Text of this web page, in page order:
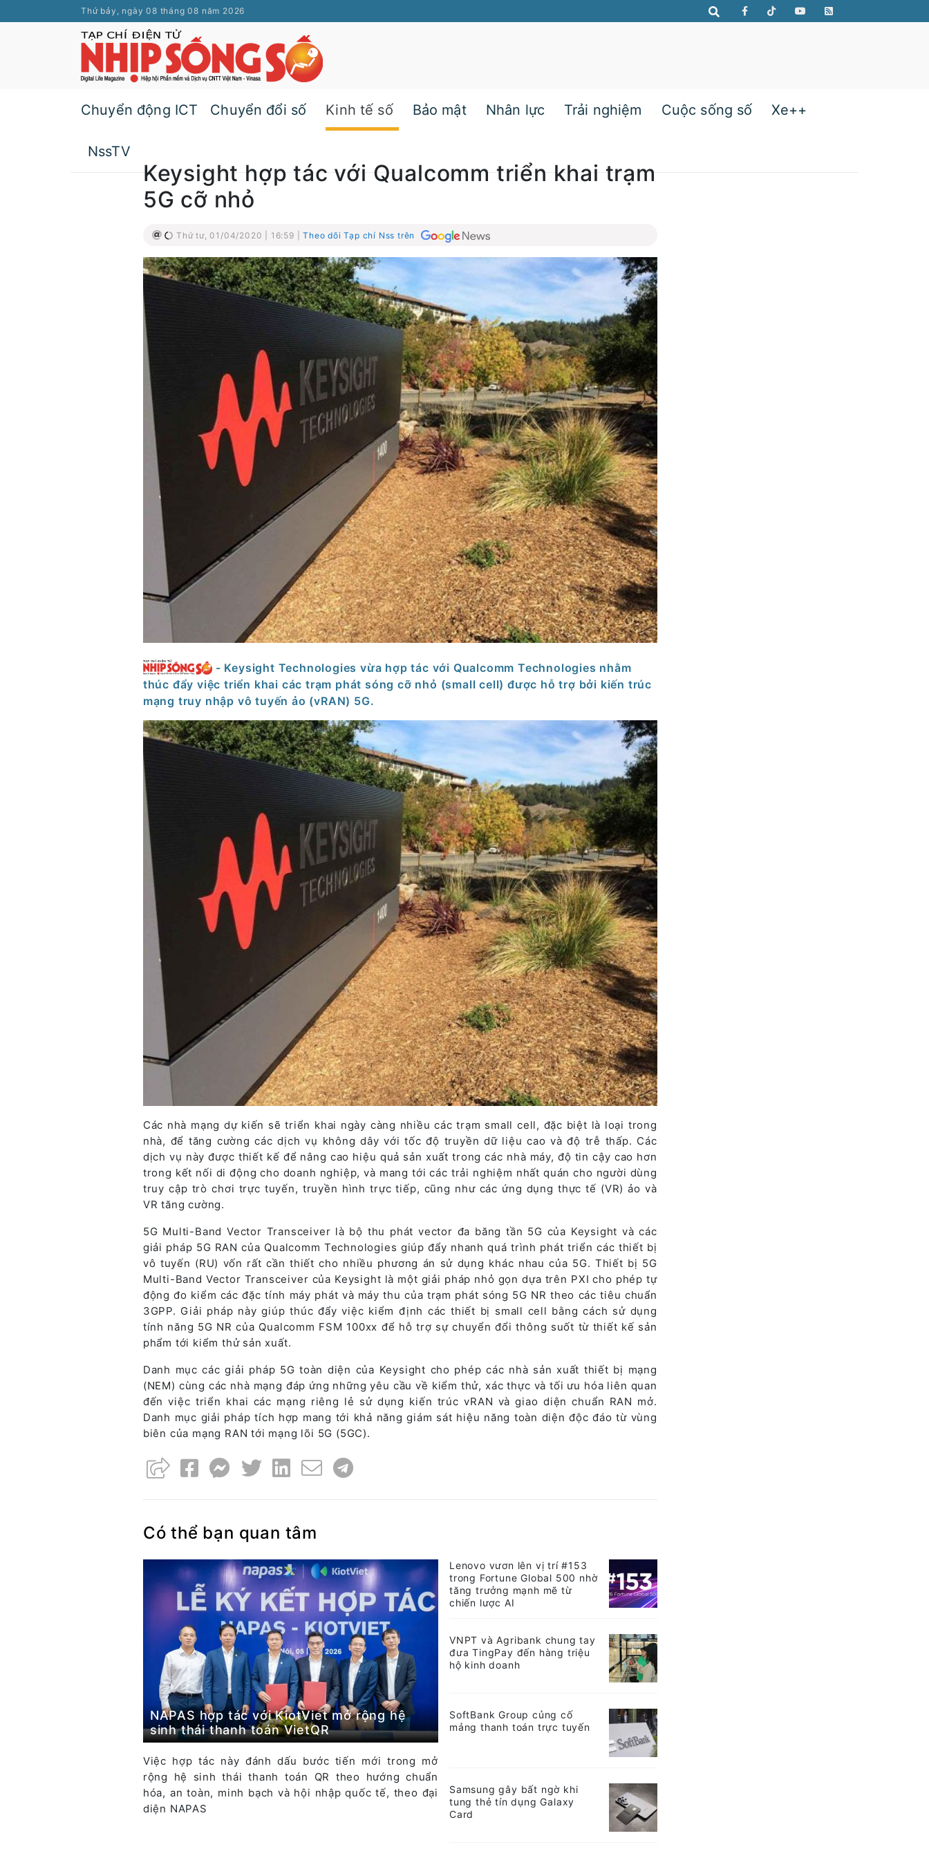
Thứ bảy, ngày 08 tháng 08 năm 2026
Chuyển động ICT Chuyển đổi số Kinh tế số Bảo mật Nhân lực Trải nghiệm Cuộc sống số Xe++
NssTV
Keysight hợp tác với Qualcomm triển khai trạm
5G cỡ nhỏ
Thứ tư, 01/04/2020 | 16:59 |Theo dõi Tạp chí Nss trên
- Keysight Technologies vừa hợp tác với Qualcomm Technologies nhằm
thúc đẩy việc triển khai các trạm phát sóng cỡ nhỏ (small cell) được hỗ trợ bởi kiến trúc
mạng truy nhập vô tuyến ảo (vRAN) 5G.
Các nhà mạng dự kiến sẽ triển khai ngày càng nhiều các trạm small cell, đặc biệt là loại trong
nhà, để tăng cường các dịch vụ không dây với tốc độ truyền dữ liệu cao và độ trễ thấp. Các
dịch vụ này được thiết kế để nâng cao hiệu quả sản xuất trong các nhà máy, độ tin cậy cao hơn
trong kết nối di động cho doanh nghiệp, và mang tới các trải nghiệm nhất quán cho người dùng
truy cập trò chơi trực tuyến, truyền hình trực tiếp, cũng như các ứng dụng thực tế (VR) ảo và
VR tăng cường.
5G Multi-Band Vector Transceiver là bộ thu phát vector đa băng tần 5G của Keysight và các
giải pháp 5G RAN của Qualcomm Technologies giúp đẩy nhanh quá trình phát triển các thiết bị
vô tuyến (RU) vốn rất cần thiết cho nhiều phương án sử dụng khác nhau của 5G. Thiết bị 5G
Multi-Band Vector Transceiver của Keysight là một giải pháp nhỏ gọn dựa trên PXI cho phép tự
động đo kiểm các đặc tính máy phát và máy thu của trạm phát sóng 5G NR theo các tiêu chuẩn
3GPP. Giải pháp này giúp thúc đẩy việc kiểm định các thiết bị small cell bằng cách sử dụng
tính năng 5G NR của Qualcomm FSM 100xx để hỗ trợ sự chuyển đổi thông suốt từ thiết kế sản
phẩm tới kiểm thử sản xuất.
Danh mục các giải pháp 5G toàn diện của Keysight cho phép các nhà sản xuất thiết bị mạng
(NEM) cùng các nhà mạng đáp ứng những yêu cầu về kiểm thử, xác thực và tối ưu hóa liên quan
đến việc triển khai các mạng riêng lẻ sử dụng kiến trúc vRAN và giao diện chuẩn RAN mở.
Danh mục giải pháp tích hợp mang tới khả năng giám sát hiệu năng toàn diện độc đáo từ vùng
biên của mạng RAN tới mạng lõi 5G (5GC).
Có thể bạn quan tâm
NAPAS hợp tác với KiotViet mở rộng hệ
sinh thái thanh toán VietQR
Việc hợp tác này đánh dấu bước tiến mới trong mở
rộng hệ sinh thái thanh toán QR theo hướng chuẩn
hóa, an toàn, minh bạch và hội nhập quốc tế, theo đại
diện NAPAS
Lenovo vươn lên vị trí #153
trong Fortune Global 500 nhờ
tăng trưởng mạnh mẽ từ
chiến lược AI
VNPT và Agribank chung tay
đưa TingPay đến hàng triệu
hộ kinh doanh
SoftBank Group củng cố
mảng thanh toán trực tuyến
Samsung gây bất ngờ khi
tung thẻ tín dụng Galaxy
Card